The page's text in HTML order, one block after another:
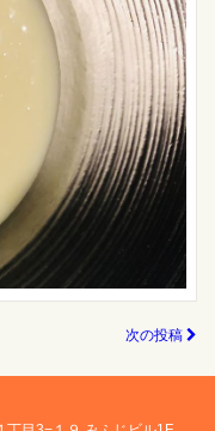
次の投稿